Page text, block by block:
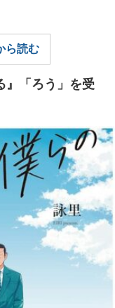
ら読む
』「ろう」を受